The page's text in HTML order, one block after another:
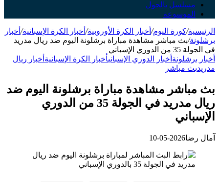
بالجول
/كورة اليوم/ أخبار الكرة الأوروبية /أخبار الكرة الإسبانية /أخبار
/بث مباشر مشاهدة مباراة برشلونة اليوم ضد ريال مدريد
الإسباني
أخبار الدوري الإسباني أخبار الكرة الإسبانية أخبار ريال
مباشر
مشاهدة مباراة برشلونة اليوم ضد
ريال مدريد في الجولة 35 من الدوري
2026-05-10